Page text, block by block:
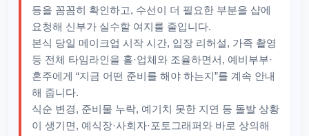
등을 꼼꼼히 확인하고, 수선이 더 필요한 부분을 샵에
요청해 신부가 실수할 여지를 줄입니다.​
본식 당일 메이크업 시작 시간, 입장 리허설, 가족 촬영
등 전체 타임라인을 홀·업체와 조율하면서, 예비부부·
혼주에게 “지금 어떤 준비를 해야 하는지”를 계속 안내
해 줍니다.​​
식순 변경, 준비물 누락, 예기치 못한 지연 등 돌발 상황
이 생기면, 예식장·사회자·포토그래퍼와 바로 상의해